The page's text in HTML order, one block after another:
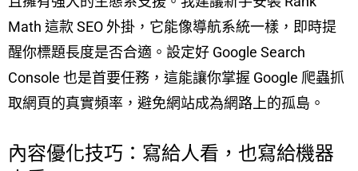
Math 這款 SEO 外掛，它能像導航系統一樣，即時提
醒你標題長度是否合適。設定好 Google Search
Console 也是首要任務，這能讓你掌握 Google 爬蟲抓
取網頁的真實頻率，避免網站成為網路上的孤島。
內容優化技巧：寫給人看，也寫給機器